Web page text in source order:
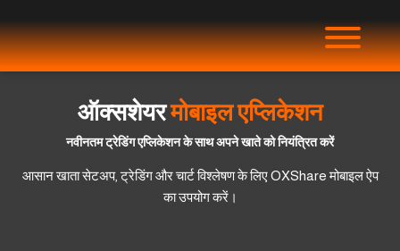
ऑक्सशेयरमोबाइल एप्लिकेशन
नवीनतम ट्रेडिंग एप्लिकेशन के साथ अपने खाते को नियंत्रित करें
आसान खाता सेटअप, ट्रेडिंग और चार्ट विश्लेषण के लिए OXShare मोबाइल ऐप
का उपयोग करें।